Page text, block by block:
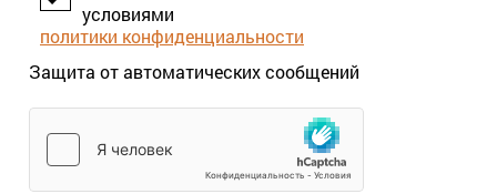
условиями
политики конфиденциальности
Защита от автоматических сообщений